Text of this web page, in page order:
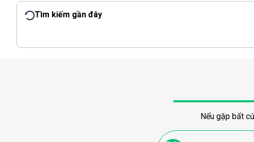
Tìm kiếm gần đây
Nếu gặp bất